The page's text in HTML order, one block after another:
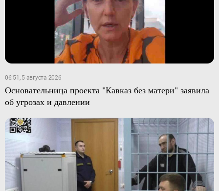
06:51, 5 августа 2026
Основательница проекта "Кавказ без матери" заявила
об угрозах и давлении